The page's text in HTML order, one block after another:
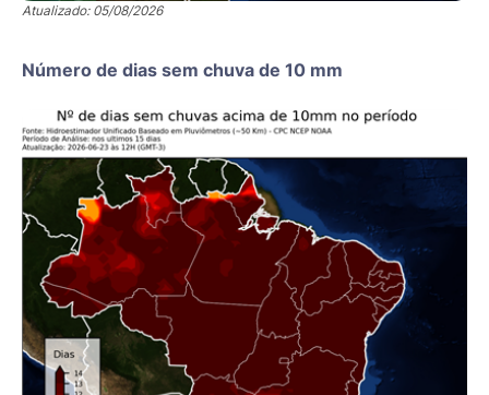
Atualizado: 05/08/2026
Número de dias sem chuva de 10 mm